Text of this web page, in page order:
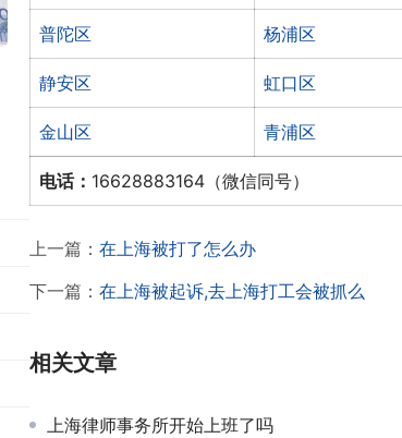
普陀区 杨浦区
静安区 虹口区
金山区 青浦区
电话： 16628883164（微信同号）
上一篇： 在上海被打了怎么办
下一篇： 在上海被起诉,去上海打工会被抓么
相关文章
上海律师事务所开始上班了吗